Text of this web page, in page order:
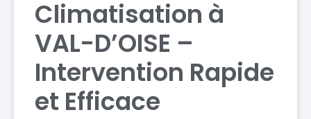
Climatisation à
VAL-D’OISE –
Intervention Rapide
et Efficace